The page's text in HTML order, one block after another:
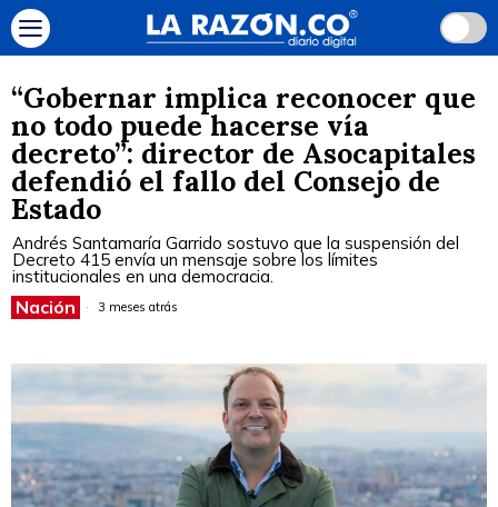
“Gobernar implica reconocer que
no todo puede hacerse vía
decreto”: director de Asocapitales
defendió el fallo del Consejo de
Estado
Andrés Santamaría Garrido sostuvo que la suspensión del
Decreto 415 envía un mensaje sobre los límites
institucionales en una democracia.
Nación 3 meses atrás